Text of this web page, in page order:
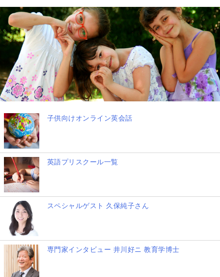
子供向けオンライン英会話
英語プリスクール一覧
スペシャルゲスト 久保純子さん
専門家インタビュー 井川好ニ 教育学博士